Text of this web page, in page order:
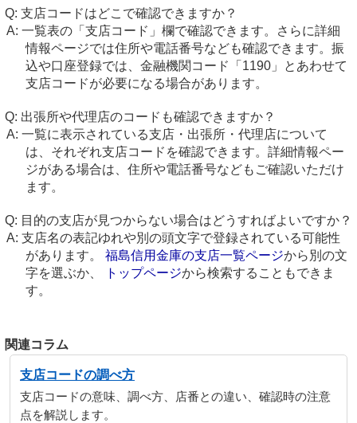
支店コードはどこで確認できますか？
一覧表の「支店コード」欄で確認できます。さらに詳細
情報ページでは住所や電話番号なども確認できます。振
込や口座登録では、金融機関コード「1190」とあわせて
支店コードが必要になる場合があります。
出張所や代理店のコードも確認できますか？
一覧に表示されている支店・出張所・代理店について
は、それぞれ支店コードを確認できます。詳細情報ペー
ジがある場合は、住所や電話番号などもご確認いただけ
ます。
目的の支店が見つからない場合はどうすればよいですか？
支店名の表記ゆれや別の頭文字で登録されている可能性
があります。 福島信用金庫の支店一覧ページから別の文
字を選ぶか、
トップページから検索することもできま
す。
関連コラム
支店コードの調べ方
支店コードの意味、調べ方、店番との違い、確認時の注意
点を解説します。